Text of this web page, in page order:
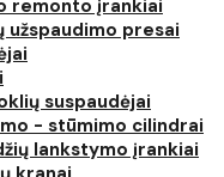
remonto įrankiai
užspaudimo presai
suspaudėjai
- stūmimo cilindrai
lankstymo įrankiai